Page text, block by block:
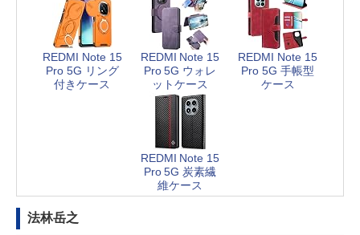
REDMI Note 15
Pro 5G リング
付きケース
REDMI Note 15
Pro 5G ウォレ
ットケース
REDMI Note 15
Pro 5G 手帳型
ケース
REDMI Note 15
Pro 5G 炭素繊
維ケース
法林岳之